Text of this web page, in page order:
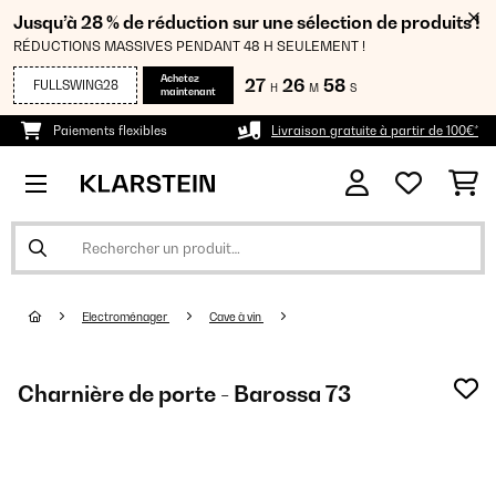
Jusqu’à 28 % de réduction sur une sélection de produits !
RÉDUCTIONS MASSIVES PENDANT 48 H SEULEMENT !
FULLSWING28
Achetez
maintenant
27 H 26 M 58 S
Paiements flexibles Livraison gratuite à partir de 100€*
Electroménager Cave à vin
Charnière de porte - Barossa 73